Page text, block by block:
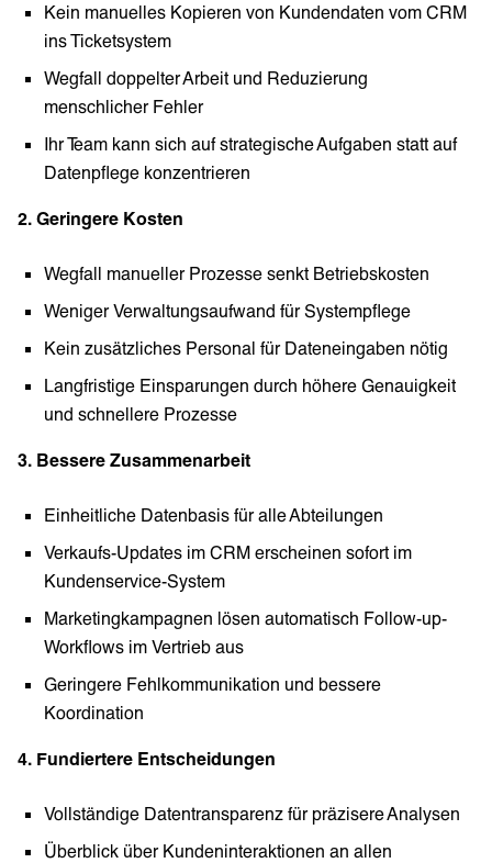
Kein manuelles Kopieren von Kundendaten vom CRM
ins Ticketsystem
Wegfall doppelter Arbeit und Reduzierung
menschlicher Fehler
Ihr Team kann sich auf strategische Aufgaben statt auf
Datenpflege konzentrieren
2. Geringere Kosten
Wegfall manueller Prozesse senkt Betriebskosten
Weniger Verwaltungsaufwand für Systempflege
Kein zusätzliches Personal für Dateneingaben nötig
Langfristige Einsparungen durch höhere Genauigkeit
und schnellere Prozesse
3. Bessere Zusammenarbeit
Einheitliche Datenbasis für alle Abteilungen
Verkaufs-Updates im CRM erscheinen sofort im
Kundenservice-System
Marketingkampagnen lösen automatisch Follow-up-
Workflows im Vertrieb aus
Geringere Fehlkommunikation und bessere
Koordination
4. Fundiertere Entscheidungen
Vollständige Datentransparenz für präzisere Analysen
Überblick über Kundeninteraktionen an allen